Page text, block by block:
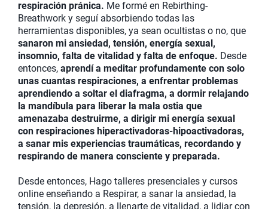
respiración pránica. Me formé en Rebirthing-
Breathwork y seguí absorbiendo todas las
herramientas disponibles, ya sean ocultistas o no, que
sanaron mi ansiedad, tensión, energía sexual,
insomnio, falta de vitalidad y falta de enfoque. Desde
entonces, aprendí a meditar profundamente con solo
unas cuantas respiraciones, a enfrentar problemas
aprendiendo a soltar el diafragma, a dormir relajando
la mandíbula para liberar la mala ostia que
amenazaba destruirme, a dirigir mi energía sexual
con respiraciones hiperactivadoras-hipoactivadoras,
a sanar mis experiencias traumáticas, recordando y
respirando de manera consciente y preparada.
Desde entonces, Hago talleres presenciales y cursos
online enseñando a Respirar, a sanar la ansiedad, la
tensión, la depresión, a llenarte de vitalidad, a lidiar con